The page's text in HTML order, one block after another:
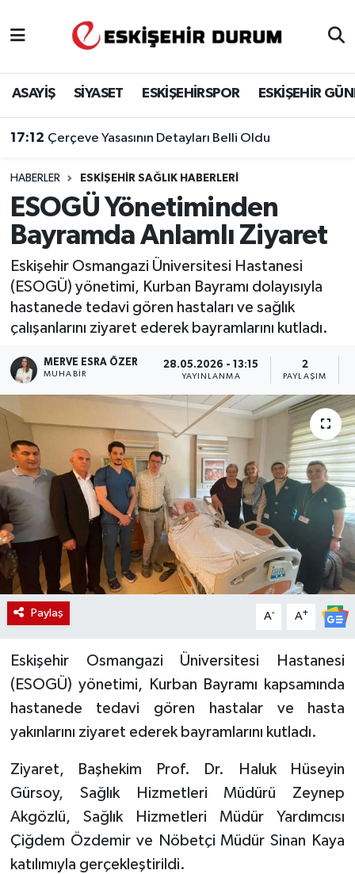
ASAYİŞ SİYASET ESKİŞEHİRSPOR ESKİŞEHİR
17:12 Çerçeve Yasasının Detayları Belli Oldu
HABERLER ESKIŞEHIR SAĞLIK HABERLERI
ESOGÜ Yönetiminden
Bayramda Anlamlı Ziyaret
Eskişehir Osmangazi Üniversitesi Hastanesi
(ESOGÜ) yönetimi, Kurban Bayramı dolayısıyla
hastanede tedavi gören hastaları ve sağlık
çalışanlarını ziyaret ederek bayramlarını kutladı.
MERVE ESRA ÖZER
MUHABIR
28.05.2026 - 13:15
YAYINLANMA
2
PAYLAŞIM
Paylaş A- A+
Eskişehir Osmangazi Üniversitesi Hastanesi
(ESOGÜ) yönetimi, Kurban Bayramı kapsamında
hastanede tedavi gören hastalar ve hasta
yakınlarını ziyaret ederek bayramlarını kutladı.
Ziyaret, Başhekim Prof. Dr. Haluk Hüseyin
Gürsoy, Sağlık Hizmetleri Müdürü Zeynep
Akgözlü, Sağlık Hizmetleri Müdür Yardımcısı
Çiğdem Özdemir ve Nöbetçi Müdür Sinan Kaya
katılımıyla gerçekleştirildi.
Eskişehir Hava Durumu
Eskişehir Namaz Vakitleri
Eskişehir Trafik Yoğunluk Haritası
Süper Lig Puan Durumu ve Fikstür
Tüm Manşetler
Son Dakika Haberleri